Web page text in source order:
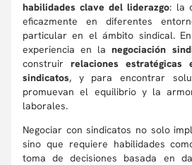
habilidades clave del liderazgo: la
eficazmente en diferentes
particular en el ámbito sindical.
experiencia en lanegociación
construir relaciones estratégicas
sindicatos, y para encontrar
promuevan el equilibrio y la
laborales.
Negociar con sindicatos no solo
sino que requiere habilidades
toma de decisiones basada en